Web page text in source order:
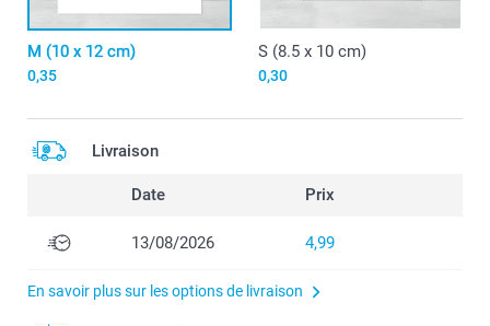
M (10 x 12 cm)
0,35
S (8.5 x 10 cm)
0,30
Livraison
Date Prix
13/08/2026 4,99
En savoir plus sur les options de livraison